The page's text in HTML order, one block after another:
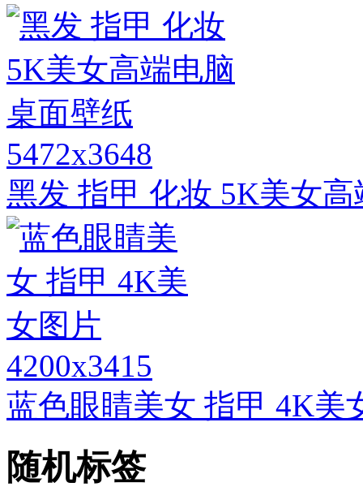
5472x3648
黑发 指甲 化妆 5K美女
4200x3415
蓝色眼睛美女 指甲 4K美
随机标签